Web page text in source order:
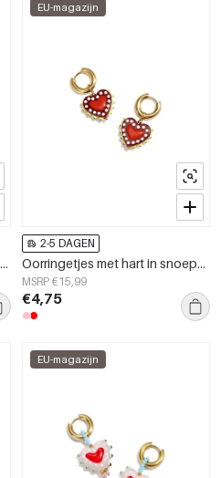
Oorringetjes met hangend snoephart en parels
EU-magazijn
2-5 DAGEN
Oorringetjes met hart in snoepmotief
MSRP €15,99
€4,75
EU-magazijn